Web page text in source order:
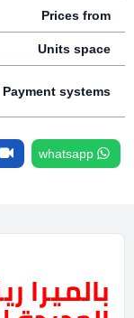
Prices from
Units space
Payment systems
whatsapp
بالميرا